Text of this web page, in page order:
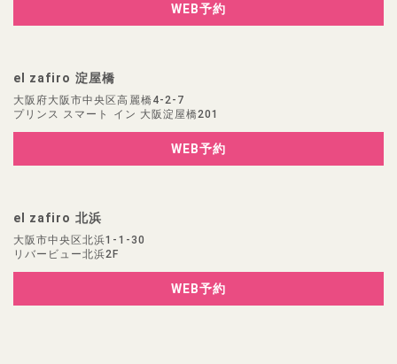
WEB予約
el zafiro 淀屋橋
大阪府大阪市中央区高麗橋4-2-7
プリンス スマート イン 大阪淀屋橋201
WEB予約
el zafiro 北浜
大阪市中央区北浜1-1-30
リバービュー北浜2F
WEB予約